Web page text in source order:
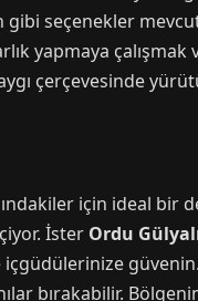
gibi seçenekler
yapmaya
çerçevesinde
için ideal
İster Ordu
bırakabilir.